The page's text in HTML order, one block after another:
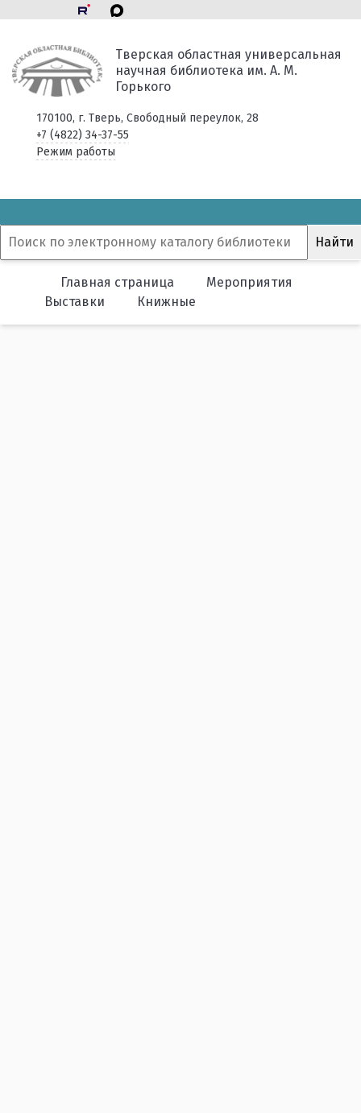
Тверская областная универсальная
научная библиотека им. А. М.
Горького
170100, г. Тверь, Свободный переулок, 28
+7 (4822) 34-37-55
Режим работы
Главная страница
Мероприятия
Выставки
Книжные